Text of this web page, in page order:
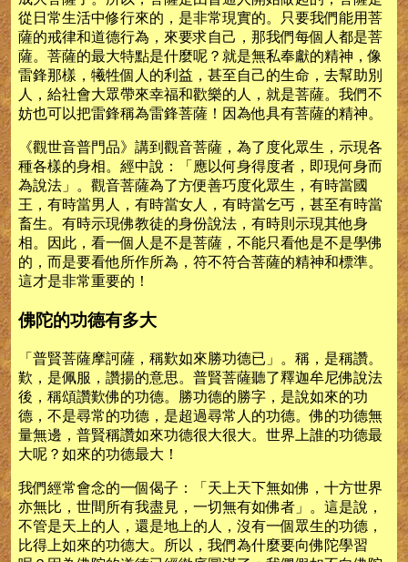
從日常生活中修行來的，是非常現實的。只要我們能用菩
薩的戒律和道德行為，來要求自己，那我們每個人都是菩
薩。菩薩的最大特點是什麼呢？就是無私奉獻的精神，像
雷鋒那樣，犧牲個人的利益，甚至自己的生命，去幫助別
人，給社會大眾帶來幸福和歡樂的人，就是菩薩。我們不
妨也可以把雷鋒稱為雷鋒菩薩！因為他具有菩薩的精神。
《觀世音普門品》講到觀音菩薩，為了度化眾生，示現各
種各樣的身相。經中說：「應以何身得度者，即現何身而
為說法」。觀音菩薩為了方便善巧度化眾生，有時當國
王，有時當男人，有時當女人，有時當乞丐，甚至有時當
畜生。有時示現佛教徒的身份說法，有時則示現其他身
相。因此，看一個人是不是菩薩，不能只看他是不是學佛
的，而是要看他所作所為，符不符合菩薩的精神和標準。
這才是非常重要的！
佛陀的功德有多大
「普賢菩薩摩訶薩，稱歎如來勝功德已」。稱，是稱讚。
歎，是佩服，讚揚的意思。普賢菩薩聽了釋迦牟尼佛說法
後，稱頌讚歎佛的功德。勝功德的勝字，是說如來的功
德，不是尋常的功德，是超過尋常人的功德。佛的功德無
量無邊，普賢稱讚如來功德很大很大。世界上誰的功德最
大呢？如來的功德最大！
我們經常會念的一個偈子：「天上天下無如佛，十方世界
亦無比，世間所有我盡見，一切無有如佛者」。這是說，
不管是天上的人，還是地上的人，沒有一個眾生的功德，
比得上如來的功德大。所以，我們為什麼要向佛陀學習